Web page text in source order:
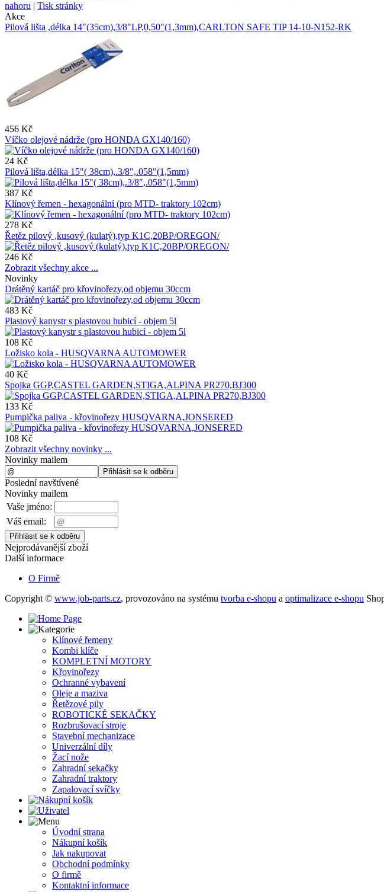
nahoru | Tisk stránky
Akce
Pilová lišta ,délka 14"(35cm),3/8"LP,0,50"(1,3mm),CARLTON SAFE TIP 14-10-N152-RK
456 Kč
Víčko olejové nádrže (pro HONDA GX140/160)
24 Kč
Pilová lišta,délka 15"( 38cm),.3/8",.058"(1,5mm)
387 Kč
Klínový řemen - hexagonální (pro MTD- traktory 102cm)
278 Kč
Řetěz pilový ,kusový (kulatý),typ K1C,20BP/OREGON/
246 Kč
Zobrazit všechny akce ...
Novinky
Drátěný kartáč pro křovinořezy,od objemu 30ccm
483 Kč
Plastový kanystr s plastovou hubicí - objem 5l
108 Kč
Ložisko kola - HUSQVARNA AUTOMOWER
40 Kč
Spojka GGP,CASTEL GARDEN,STIGA,ALPINA PR270,BJ300
133 Kč
Pumpička paliva - křovinořezy HUSQVARNA,JONSERED
108 Kč
Zobrazit všechny novinky ...
Novinky mailem
Poslední navštívené
Novinky mailem
Vaše jméno:
Váš email:
Nejprodávanější zboží
Další informace
O Firmě
Copyright © www.job-parts.cz, provozováno na systému tvorba e-shopu a optimalizace e-shopu
Klínové řemeny
Kombi klíče
KOMPLETNÍ MOTORY
Křovinořezy
Ochranné vybavení
Oleje a maziva
Řetězové pily
ROBOTICKÉ SEKAČKY
Rozbrušovací stroje
Stavební mechanizace
Univerzální díly
Žací nože
Zahradní sekačky
Zahradní traktory
Zapalovací svíčky
Úvodní strana
Nákupní košík
Jak nakupovat
Obchodní podmínky
O firmě
Kontaktní informace